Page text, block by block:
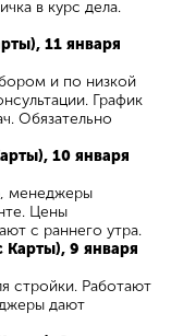
в курс дела.
11 января
и по низкой
График
Обязательно
10 января
менеджеры
Цены
с раннего утра.
Карты), 9 января
стройки. Работают
дают